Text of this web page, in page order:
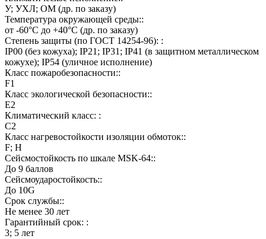
У; УХЛ; ОМ (др. по заказу)
Температура окружающей среды::
от -60°C до +40°C (др. по заказу)
Степень защиты (по ГОСТ 14254-96): :
IP00 (без кожуха); IP21; IP31; IP41 (в защитном металлическом
кожухе); IP54 (уличное исполнение)
Класс пожаробезопасности::
F1
Класс экологической безопасности::
E2
Климатический класс: :
C2
Класс нагревостойкости изоляции обмоток::
F; H
Сейсмостойкость по шкале MSK-64::
До 9 баллов
Сейсмоударостойкость::
До 10G
Срок службы::
Не менее 30 лет
Гарантийный срок: :
3; 5 лет